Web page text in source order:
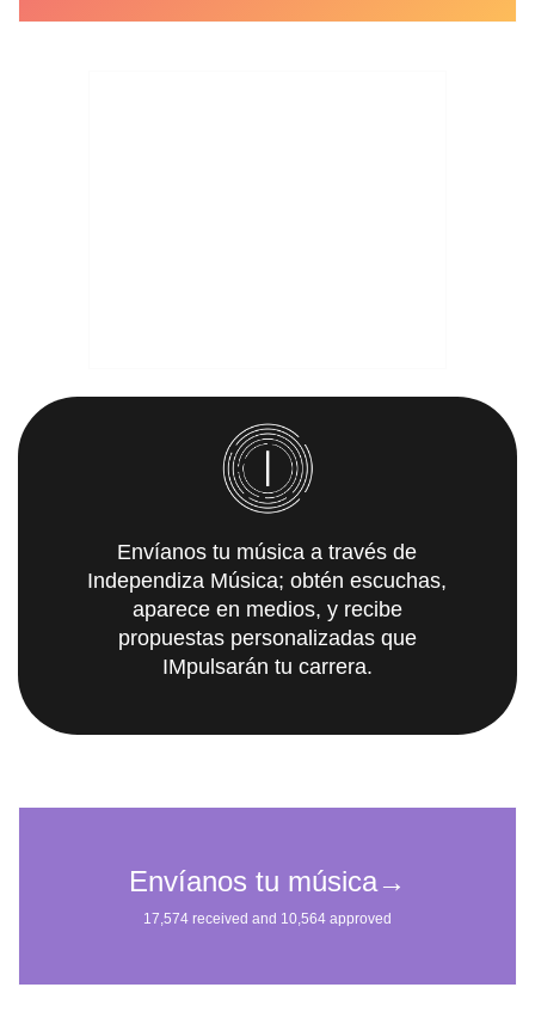
Envíanos tu música a través de
Independiza Música; obtén escuchas,
aparece en medios, y recibe
propuestas personalizadas que
IMpulsarán tu carrera.